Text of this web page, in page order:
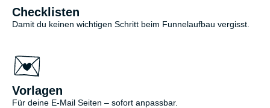
Checklisten
Damit du keinen wichtigen Schritt beim Funnelaufbau vergisst.
Vorlagen
Für deine E-Mail Seiten – sofort anpassbar.